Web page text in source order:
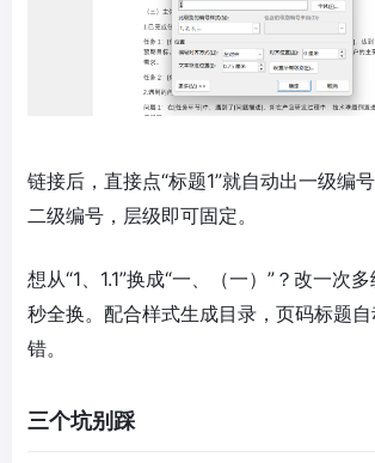
链接后，直接点“标题1”就自动出一级编
二级编号，层级即可固定。
想从“1、1.1”换成“一、（一）”？改一次
秒全换。配合样式生成目录，页码标题
错。
三个坑别踩